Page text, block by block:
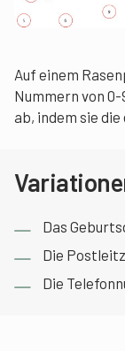
Auf einem
Nummern von
ab, indem sie
Das
Die
Die